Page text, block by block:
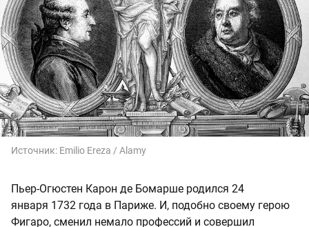
Источник: Emilio Ereza / Alamy
Пьер-Огюстен Карон де Бомарше родился 24
января 1732 года в Париже. И, подобно своему герою
Фигаро, сменил немало профессий и совершил